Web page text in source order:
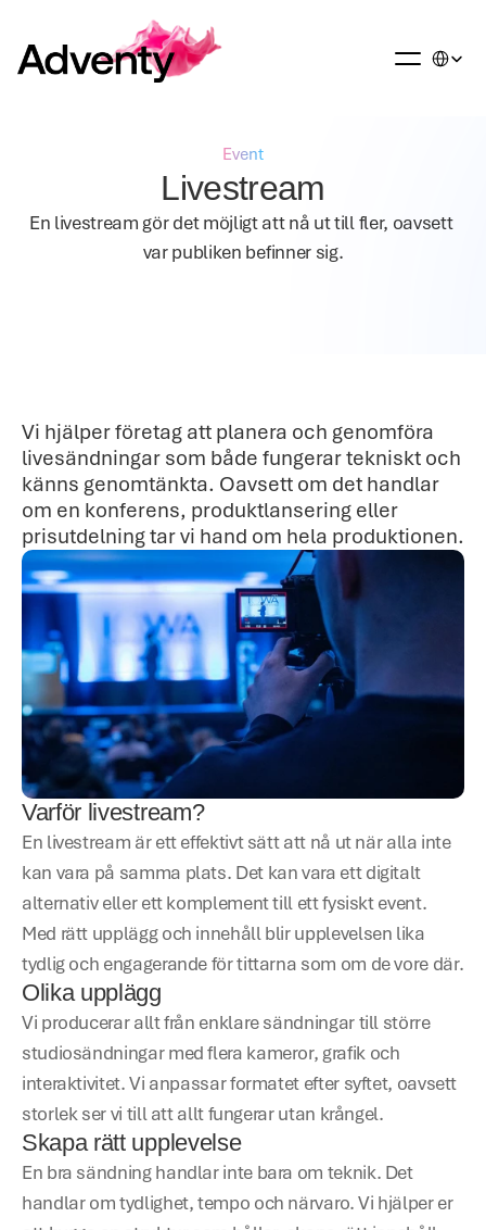
Event
Livestream
En livestream gör det möjligt att nå ut till fler, oavsett
var publiken befinner sig.
Vi hjälper företag att planera och genomföra
livesändningar som både fungerar tekniskt och
känns genomtänkta. Oavsett om det handlar
om en konferens, produktlansering eller
prisutdelning tar vi hand om hela produktionen.
Varför livestream?
En livestream är ett effektivt sätt att nå ut när alla inte
kan vara på samma plats. Det kan vara ett digitalt
alternativ eller ett komplement till ett fysiskt event.
Med rätt upplägg och innehåll blir upplevelsen lika
tydlig och engagerande för tittarna som om de vore där.
Olika upplägg
Vi producerar allt från enklare sändningar till större
studiosändningar med flera kameror, grafik och
interaktivitet. Vi anpassar formatet efter syftet, oavsett
storlek ser vi till att allt fungerar utan krångel.
Skapa rätt upplevelse
En bra sändning handlar inte bara om teknik. Det
handlar om tydlighet, tempo och närvaro. Vi hjälper er